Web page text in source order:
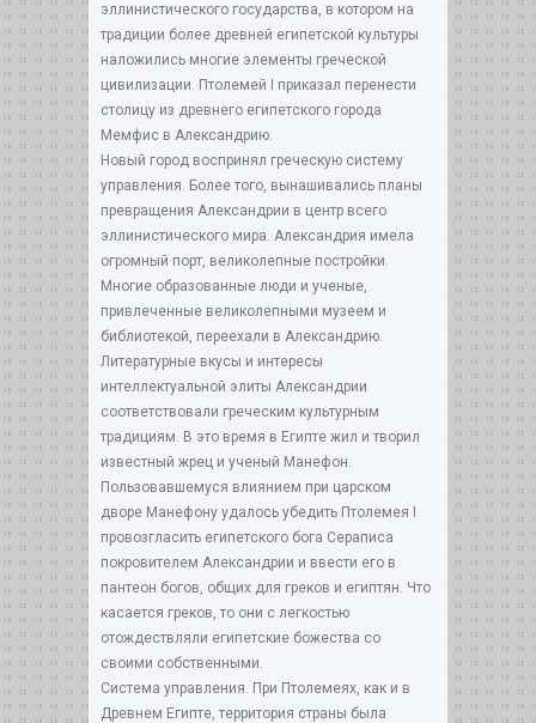
эллинистического государства, в котором на
традиции более древней египетской культуры
наложились многие элементы греческой
цивилизации. Птолемей I приказал перенести
столицу из древнего египетского города
Мемфис в Александрию.
Новый город воспринял греческую систему
управления. Более того, вынашивались планы
превращения Александрии в центр всего
эллинистического мира. Александрия имела
огромный порт, великолепные постройки.
Многие образованные люди и ученые,
привлеченные великолепными музеем и
библиотекой, переехали в Александрию.
Литературные вкусы и интересы
интеллектуальной элиты Александрии
соответствовали греческим культурным
традициям. В это время в Египте жил и творил
известный жрец и ученый Манефон.
Пользовавшемуся влиянием при царском
дворе Манефону удалось убедить Птолемея I
провозгласить египетского бога Сераписа
покровителем Александрии и ввести его в
пантеон богов, общих для греков и египтян. Что
касается греков, то они с легкостью
отождествляли египетские божества со
своими собственными.
Система управления. При Птолемеях, как и в
Древнем Египте, территория страны была